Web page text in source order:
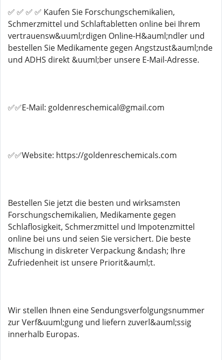
✅ ✅ ✅ ✅ Kaufen Sie Forschungschemikalien,
Schmerzmittel und Schlaftabletten online bei Ihrem
vertrauensw&uuml;rdigen Online-H&auml;ndler und
bestellen Sie Medikamente gegen Angstzust&auml;nde
und ADHS direkt &uuml;ber unsere E-Mail-Adresse.
✅✅E-Mail: goldenreschemical@gmail.com
✅✅Website: https://goldenreschemicals.com
Bestellen Sie jetzt die besten und wirksamsten
Forschungschemikalien, Medikamente gegen
Schlaflosigkeit, Schmerzmittel und Impotenzmittel
online bei uns und seien Sie versichert. Die beste
Mischung in diskreter Verpackung &ndash; Ihre
Zufriedenheit ist unsere Priorit&auml;t.
Wir stellen Ihnen eine Sendungsverfolgungsnummer
zur Verf&uuml;gung und liefern zuverl&auml;ssig
innerhalb Europas.